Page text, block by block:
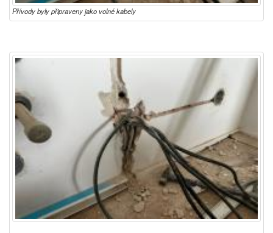
Přívody byly připraveny jako volné kabely